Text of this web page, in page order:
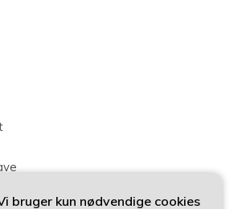
bruger kun nødvendige cookies